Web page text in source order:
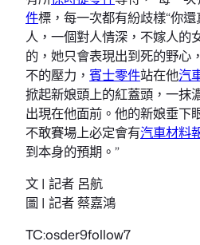
件標，每一次都有紛歧樣“你
人，一個對人情深，不嫁人的
的，她只會表現出到死的野心
不的壓力， 賓士零件站在他汽
掀起新娘頭上的紅蓋頭，一抹
出現在他面前。他的新娘垂下
不敢賽場上必定會有汽車材料
到本身的預期。”
文 | 記者 呂航
圖 | 記者 蔡嘉鴻
TC:osder9follow7